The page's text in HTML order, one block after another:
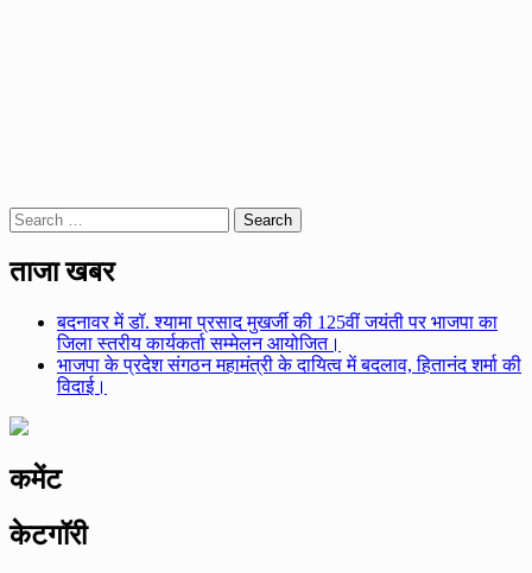
Search
for:
ताजा खबर
बदनावर में डॉ. श्यामा प्रसाद मुखर्जी की 125वीं जयंती पर भाजपा का
जिला स्तरीय कार्यकर्ता सम्मेलन आयोजित।
भाजपा के प्रदेश संगठन महामंत्री के दायित्व में बदलाव, हितानंद शर्मा की
विदाई।
कमेंट
केटगॉरी